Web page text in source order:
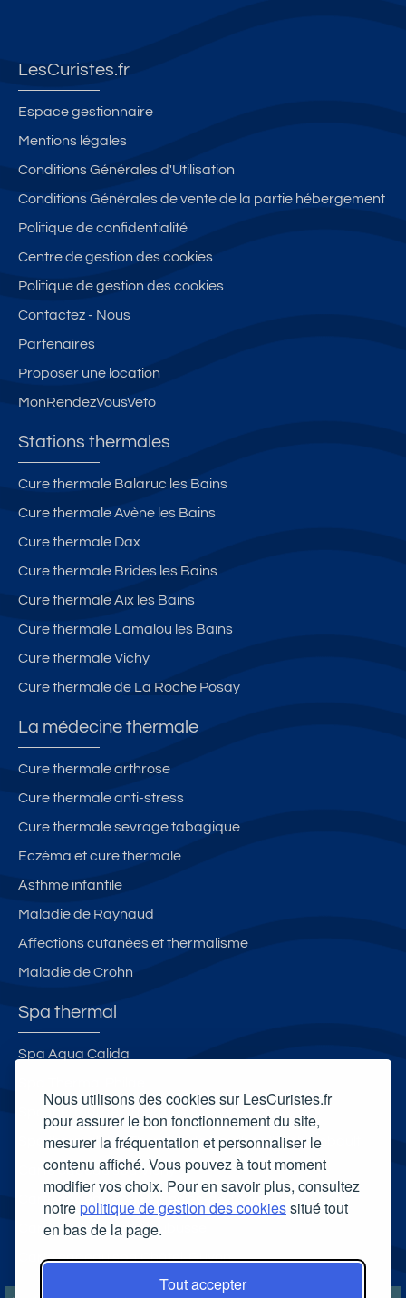
Nous utilisons des cookies sur LesCuristes.fr
pour assurer le bon fonctionnement du site,
mesurer la fréquentation et personnaliser le
contenu affiché. Vous pouvez à tout moment
modifier vos choix. Pour en savoir plus, consultez
notrepolitique de gestion des cookiessitué tout
en bas de la page.
Tout accepter
LesCuristes.fr
Espace gestionnaire
Mentions légales
Conditions Générales d'Utilisation
Conditions Générales de vente de la partie hébergement
Politique de confidentialité
Centre de gestion des cookies
Politique de gestion des cookies
Contactez - Nous
Partenaires
Proposer une location
MonRendezVousVeto
Stations thermales
Cure thermale Balaruc les Bains
Cure thermale Avène les Bains
Cure thermale Dax
Cure thermale Brides les Bains
Cure thermale Aix les Bains
Cure thermale Lamalou les Bains
Cure thermale Vichy
Cure thermale de La Roche Posay
La médecine thermale
Cure thermale arthrose
Cure thermale anti-stress
Cure thermale sevrage tabagique
Eczéma et cure thermale
Asthme infantile
Maladie de Raynaud
Affections cutanées et thermalisme
Maladie de Crohn
Spa thermal
Spa Aqua Calida
Spa thermal des Thermes de Bourbon l'Archambault
Carte cadeau spa Vichy
Carte cadeau spa Bagnoles-de-l'Orne
Carte cadeau spa Saubusse
Carte cadeau spa Châtel-Guyon